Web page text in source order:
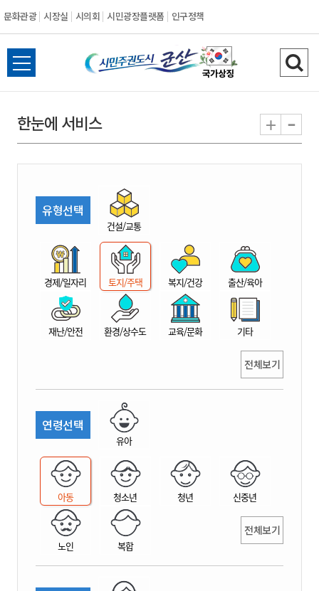
문화관광 시장실 시의회 시민광장플랫폼 인구정책
시
민
권
시
산
전
체
뉴
열
검
색
기
한눈에 서비스 + -
유형선택
건설/교통
경제/일자리 토지/주택 복지/건강 출산/육아
재난/안전 환경/상수도 교육/문화 기타
전체보기
연령선택
유아
아동 청소년 청년 신중년
노인 복합
전체보기